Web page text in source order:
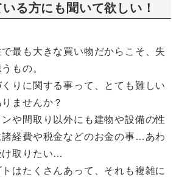
る方にも聞いて欲しい！
最も大きな買い物だからこそ、失
もの。
りに関する事って、とても難しい
ませんか？
や間取り以外にも建物や設備の性
経費や税金などのお金の事…あわ
け取りたい…
はたくさんあって、それも複雑に